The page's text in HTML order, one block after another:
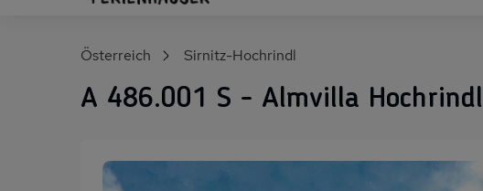
Suchfeld
Polnische Ostsee
Österreich Sirnitz-Hochrindl
A 486.001 S - Almvilla Hochrindl